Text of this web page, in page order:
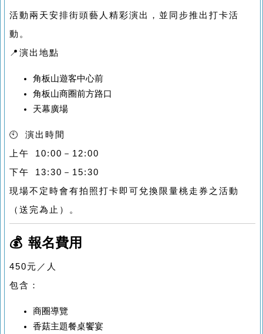
活動兩天安排街頭藝人精彩演出，並同步推出打卡活
動。
📍演出地點
角板山遊客中心前
角板山商圈前方路口
天幕廣場
🕙 演出時間
上午 10:00－12:00
下午 13:30－15:30
現場不定時會有拍照打卡即可兌換限量桃走券之活動
（送完為止）。
💰 報名費用
450元／人
包含：
商圈導覽
香菇主題餐桌饗宴